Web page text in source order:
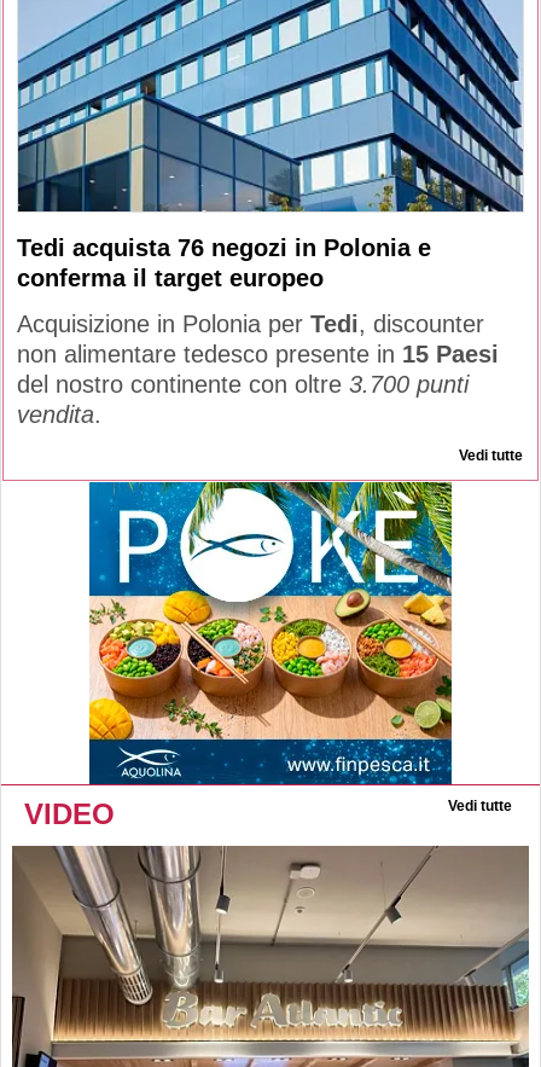
Tedi acquista 76 negozi in Polonia e
conferma il target europeo
Acquisizione in Polonia per Tedi, discounter
non alimentare tedesco presente in 15 Paesi
del nostro continente con oltre 3.700 punti
vendita.
Vedi tutte
VIDEO Vedi tutte